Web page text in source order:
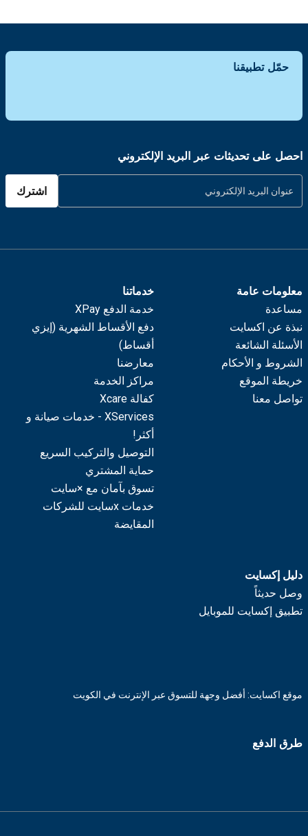
حمّل تطبيقنا
احصل على تحديثات عبر البريد الإلكتروني
اشترك
معلومات عامة
مساعدة
نبذة عن اكسايت
الأسئلة الشائعة
الشروط و الأحكام
خريطة الموقع
تواصل معنا
خدماتنا
خدمة الدفع XPay
دفع الأقساط الشهرية (إيزي
أقساط)
معارضنا
مراكز الخدمة
كفالة Xcare
XServices - خدمات صيانة و
أكثر!
التوصيل والتركيب السريع
حماية المشتري
تسوق بآمان مع ×سايت
خدمات xسايت للشركات
المقايضة
دليل إكسايت
وصل حديثاً
تطبيق إكسايت للموبايل
موقع اكسايت: أفضل وجهة للتسوق عبر الإنترنت في الكويت
طرق الدفع